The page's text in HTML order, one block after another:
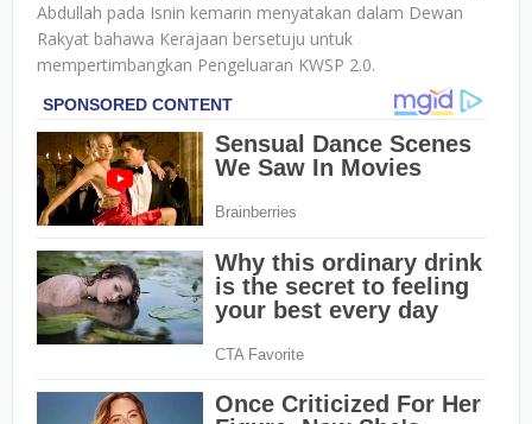
Abdullah pada Isnin kemarin menyatakan dalam Dewan
Rakyat bahawa Kerajaan bersetuju untuk
mempertimbangkan Pengeluaran KWSP 2.0.